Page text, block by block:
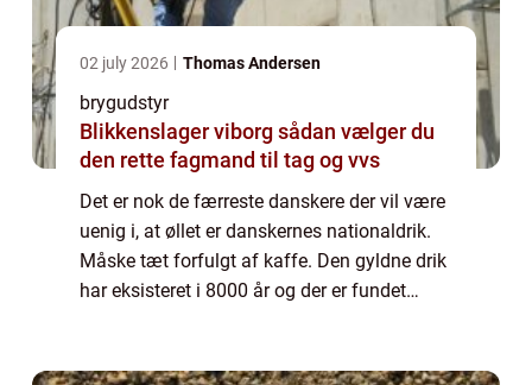
02 july 2026 Thomas Andersen
brygudstyr
Blikkenslager viborg sådan vælger du
den rette fagmand til tag og vvs
Det er nok de færreste danskere der vil være
uenig i, at øllet er danskernes nationaldrik.
Måske tæt forfulgt af kaffe. Den gyldne drik
har eksisteret i 8000 år og der er fundet